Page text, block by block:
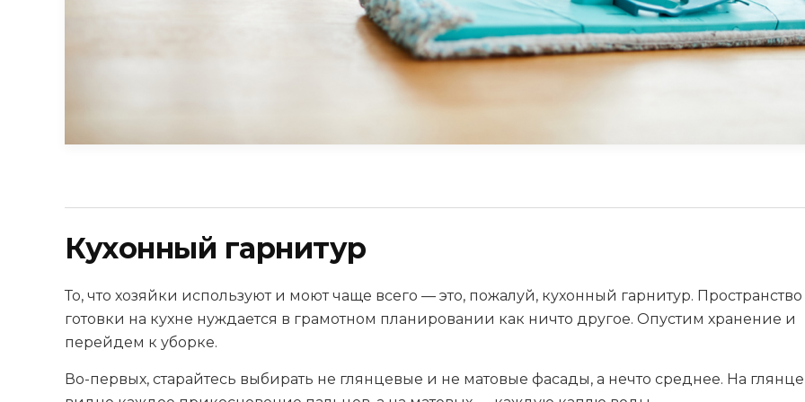
Кухонный гарнитур
То, что хозяйки используют и моют чаще всего — это, пожалуй, кухонный гарнитур. Пространство
готовки на кухне нуждается в грамотном планировании как ничто другое. Опустим хранение и
перейдем к уборке.
Во-первых, старайтесь выбирать не глянцевые и не матовые фасады, а нечто среднее. На